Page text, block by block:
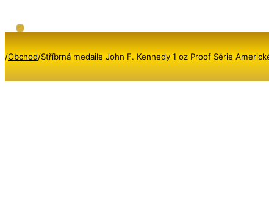
/Obchod/Stříbrná medaile John F. Kennedy 1 oz Proof Série